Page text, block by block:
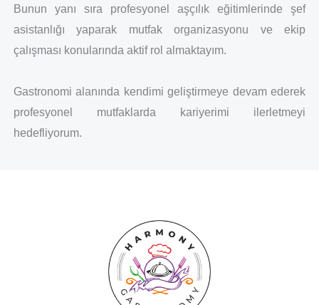
Bunun yanı sıra profesyonel aşçılık eğitimlerinde şef
asistanlığı yaparak mutfak organizasyonu ve ekip
çalışması konularında aktif rol almaktayım.
Gastronomi alanında kendimi geliştirmeye devam ederek
profesyonel mutfaklarda kariyerimi ilerletmeyi
hedefliyorum.